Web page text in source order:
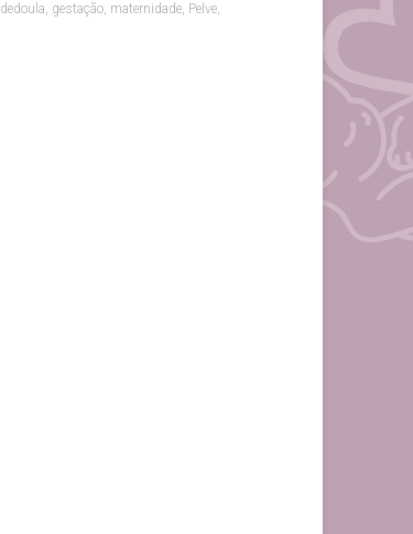
, gestação, maternidade, Pelve,